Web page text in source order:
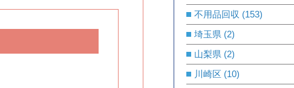
不用品回収 (153)
埼玉県 (2)
山梨県 (2)
川崎区 (10)